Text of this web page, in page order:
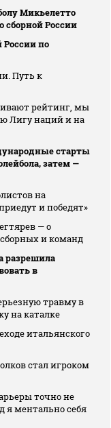
Микьелетто
сборной России
России по
Путь к
рейтинг, мы
Лигу наций и на
старты
затем —
на
и победят»
— о
и команд
разрешила
в
травму в
на каталке
итальянского
стал игроком
точно не
ментально себя